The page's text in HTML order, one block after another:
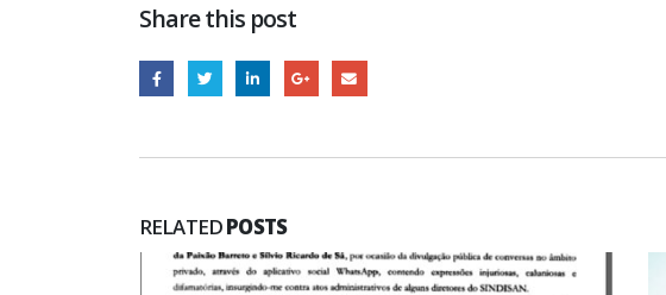
Share this post
RELATEDPOSTS